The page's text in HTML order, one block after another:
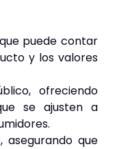
puede contar
y los valores
ofreciendo
se ajusten a
asegurando que